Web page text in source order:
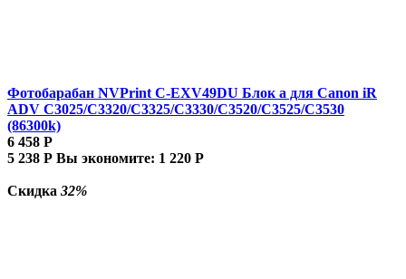
Фотобарабан NVPrint C-EXV49DU Блок а для Canon iR
ADV C3025/C3320/C3325/C3330/C3520/C3525/C3530
(86300k)
6 458 Р
5 238 Р Вы экономите: 1 220 Р
Скидка 32%